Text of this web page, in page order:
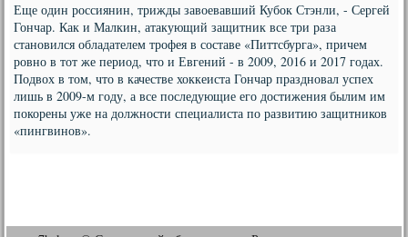
Еще один россиянин, трижды завоевавший Кубок Стэнли, - Сергей
Гончар. Как и Малкин, атакующий защитник все три раза
становился обладателем трофея в составе «Питтсбурга», причем
ровно в тот же период, что и Евгений - в 2009, 2016 и 2017 годах.
Подвох в том, что в качестве хоккеиста Гончар праздновал успех
лишь в 2009-м году, а все последующие его достижения былим им
покорены уже на должности специалиста по развитию защитников
«пингвинов».